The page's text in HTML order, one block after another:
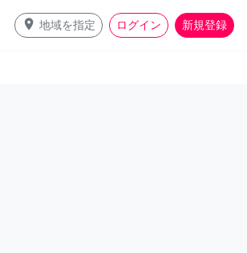
place 地域を指定 ログイン 新規登録